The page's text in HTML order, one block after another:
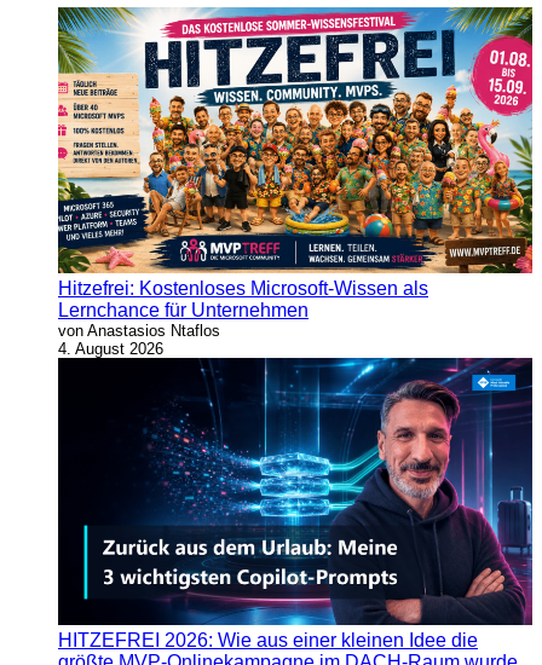
Hitzefrei: Kostenloses Microsoft-Wissen als
Lernchance für Unternehmen
von Anastasios Ntaflos
4. August 2026
HITZEFREI 2026: Wie aus einer kleinen Idee die